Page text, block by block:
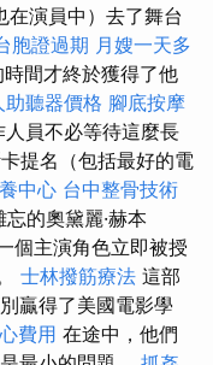
演員中）去了舞台
胞證過期 月嫂一天多
間才終於獲得了他
助聽器價格 腳底按摩
員不必等待這麼長
提名（包括最好的電
中心 台中整骨技術
的奧黛麗·赫本
個主演角色立即被授
士林撥筋療法 這部
贏得了美國電影學
費用 在途中，他們